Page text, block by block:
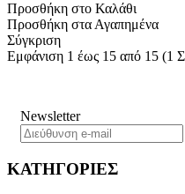
Προσθήκη στο Καλάθι
Προσθήκη στα Αγαπημένα
Σύγκριση
Εμφάνιση 1 έως 15 από 15 (1
Newsletter
ΚΑΤΗΓΟΡΙΕΣ